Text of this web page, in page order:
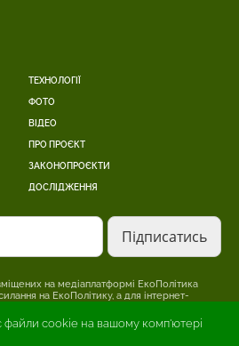
файли cookie на вашому комп'ютері
ТЕХНОЛОГІЇ
ФОТО
ВІДЕО
ПРО ПРОЄКТ
ЗАКОНОПРОЄКТИ
ДОСЛІДЖЕННЯ
на медіаплатформі ЕкоПолітика
на ЕкоПолітику, а для інтернет-
розміщено оригінальний матеріал.